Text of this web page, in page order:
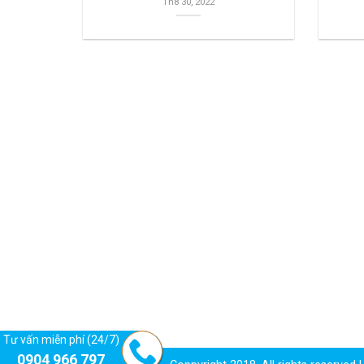
Tư vấn miễn phí (24/7)
0904 966 797